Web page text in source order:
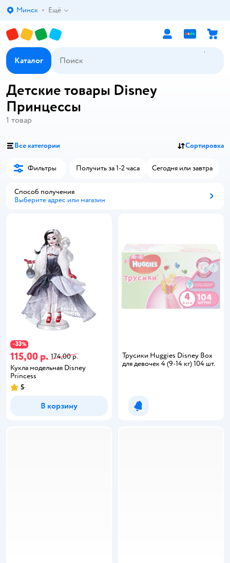
Выбор адреса доставки.
Минск Ещё
Каталог
Детские товары Disney
Принцессы
1 товар
Все категории Сортировка
Фильтры Получить за 1-2 часа Сегодня или завтра
Способ получения
Выберите адрес или магазин
−33%
115,00 р. 174,00 р.
Кукла модельная Disney
Princess
5
В корзину
Трусики Huggies Disney Box
для девочек 4 (9-14 кг) 104 шт.
Уведомить о появлении